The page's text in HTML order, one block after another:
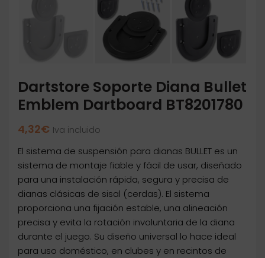
Dartstore Soporte Diana Bullet
Emblem Dartboard BT8201780
4,32€ Iva incluido
El sistema de suspensión para dianas BULLET es un
sistema de montaje fiable y fácil de usar, diseñado
para una instalación rápida, segura y precisa de
dianas clásicas de sisal (cerdas). El sistema
proporciona una fijación estable, una alineación
precisa y evita la rotación involuntaria de la diana
durante el juego. Su diseño universal lo hace ideal
para uso doméstico, en clubes y en recintos de